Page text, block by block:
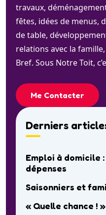
travaux,
fêtes, idées de menus,
de table,
relations avec la
Bref. Sous Notre Toit,
Me Contacter
Derniers
Emploi à domicile
dépenses
Saisonniers et
« Quelle chance !